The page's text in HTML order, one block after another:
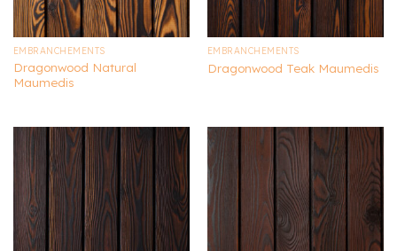
EMBRANCHEMENTS
Dragonwood Natural
Maumedis
EMBRANCHEMENTS
Dragonwood Teak Maumedis